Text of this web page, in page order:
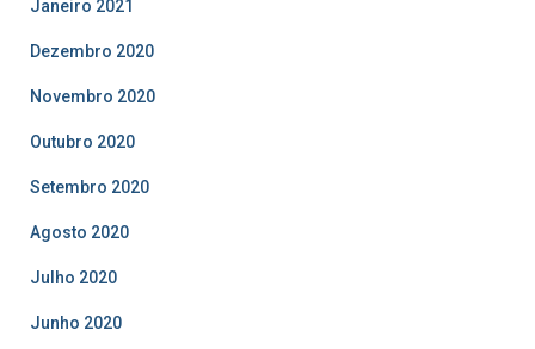
Janeiro 2021
Dezembro 2020
Novembro 2020
Outubro 2020
Setembro 2020
Agosto 2020
Julho 2020
Junho 2020